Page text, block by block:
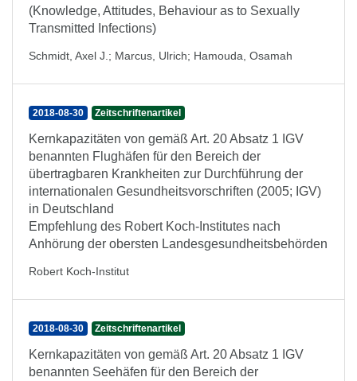
(Knowledge, Attitudes, Behaviour as to Sexually
Transmitted Infections)
Schmidt, Axel J. ; Marcus, Ulrich; Hamouda, Osamah
2018-08-30 Zeitschriftenartikel
Kernkapazitäten von gemäß Art. 20 Absatz 1 IGV
benannten Flughäfen für den Bereich der
übertragbaren Krankheiten zur Durchführung der
internationalen Gesundheitsvorschriften (2005; IGV)
in Deutschland
Empfehlung des Robert Koch-Institutes nach
Anhörung der obersten Landesgesundheitsbehörden
Robert Koch-Institut
2018-08-30 Zeitschriftenartikel
Kernkapazitäten von gemäß Art. 20 Absatz 1 IGV
benannten Seehäfen für den Bereich der